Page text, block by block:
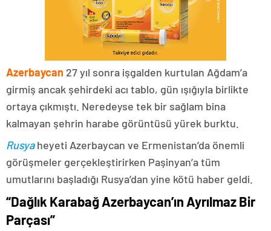
Azerbaycan 27 yıl sonra işgalden kurtulan Ağdam’a
girmiş ancak şehirdeki acı tablo, gün ışığıyla birlikte
ortaya çıkmıştı. Neredeyse tek bir sağlam bina
kalmayan şehrin harabe görüntüsü yürek burktu.
Rusyaheyeti Azerbaycan ve Ermenistan’da önemli
görüşmeler gerçekleştirirken Paşinyan’a tüm
umutlarını başladığı Rusya’dan yine kötü haber geldi.
“Dağlık Karabağ Azerbaycan’ın Ayrılmaz Bir
Parçası”